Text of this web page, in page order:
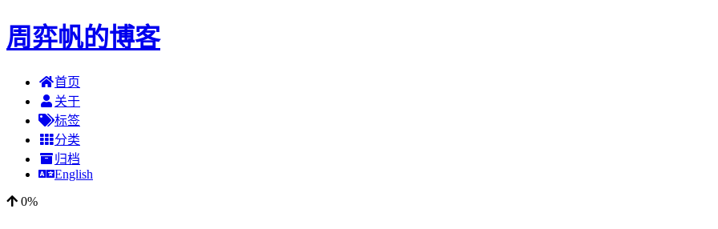
周弈帆的博客
首页
关于
标签
分类
归档
English
0%